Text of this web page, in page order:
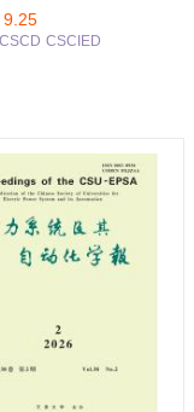
9.25
CSCD CSCIED